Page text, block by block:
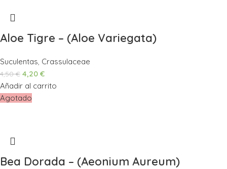
Aloe Tigre – (Aloe Variegata)
Suculentas Crassulaceae
4,50€ 4,20 €
Añadir al carrito
Agotado
Bea Dorada – (Aeonium Aureum)